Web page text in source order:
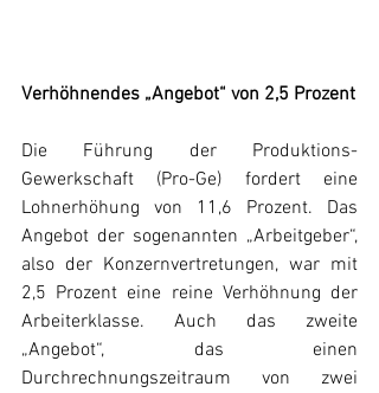
Verhöhnendes „Angebot“ von 2,5 Prozent
Die Führung der Produktions-
Gewerkschaft (Pro-Ge) fordert eine
Lohnerhöhung von 11,6 Prozent. Das
Angebot der sogenannten „Arbeitgeber“,
also der Konzernvertretungen, war mit
2,5 Prozent eine reine Verhöhnung der
Arbeiterklasse. Auch das zweite
„Angebot“, das einen
Durchrechnungszeitraum von zwei